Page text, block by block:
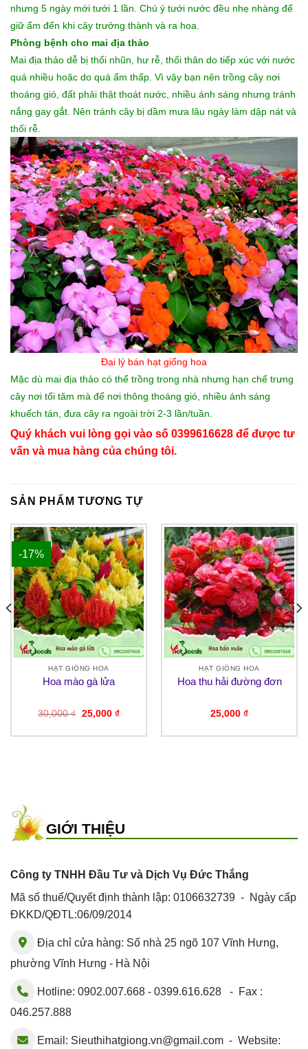
nhưng 5 ngày mới tưới 1 lần. Chú ý tưới nước đều nhẹ nhàng để
giữ ẩm đến khi cây trưởng thành và ra hoa.
Phòng bệnh cho mai địa thảo
Mai địa thảo dễ bị thối nhũn, hư rễ, thối thân do tiếp xúc với nước
quá nhiều hoặc do quá ẩm thấp. Vì vậy bạn nên trồng cây nơi
thoáng gió, đất phải thật thoát nước, nhiều ánh sáng nhưng tránh
nắng gay gắt. Nên tránh cây bị dầm mưa lâu ngày làm dập nát và
thối rễ.
Đại lý bán hạt giống hoa
Mặc dù mai địa thảo có thể trồng trong nhà nhưng hạn chế trưng
cây nơi tối tăm mà để nơi thông thoáng gió, nhiều ánh sáng
khuếch tán, đưa cây ra ngoài trời 2-3 lần/tuần.
Quý khách vui lòng gọi vào số 0399616628 để được tư
vấn và mua hàng của chúng tôi.
SẢN PHẨM TƯƠNG TỰ
-17%
HẠT GIỐNG HOA
Hoa mào gà lửa
30,000₫ Giá
30,000 ₫.
25,000 ₫Giá
là:
HẠT GIỐNG HOA
Hoa thu hải đường đơn
25,000 ₫
GIỚI THIỆU
Công ty TNHH Đầu Tư và Dịch Vụ Đức Thắng
Mã số thuế/Quyết định thành lập: 0106632739 - Ngày cấp
ĐKKD/QĐTL:06/09/2014
Địa chỉ cửa hàng: Số nhà 25 ngõ 107 Vĩnh Hưng,
phường Vĩnh Hưng - Hà Nội
Hotline: 0902.007.668 - 0399.616.628 - Fax :
046.257.888
Email: Sieuthihatgiong.vn@gmail.com - Website: